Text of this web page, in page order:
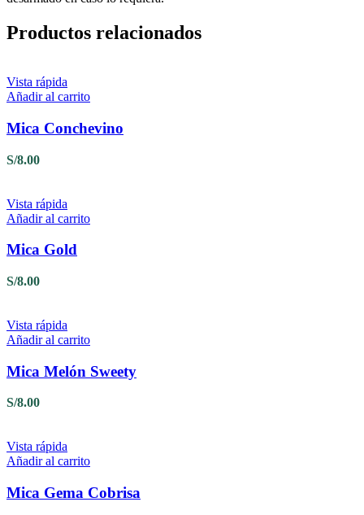
Productos relacionados
Vista rápida
Añadir al carrito
Mica Conchevino
S/8.00
Vista rápida
Añadir al carrito
Mica Gold
S/8.00
Vista rápida
Añadir al carrito
Mica Melón Sweety
S/8.00
Vista rápida
Añadir al carrito
Mica Gema Cobrisa